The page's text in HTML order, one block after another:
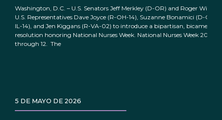
Washington, D.C. – U.S. Senators Jeff Merkley (D-OR) and Roger
U.S. Representatives Dave Joyce (R-OH-14), Suzanne Bonamici (D-OR-
IL-14), and Jen Kiggans (R-VA-02) to introduce a bipartisan, bicameral
resolution honoring National Nurses Week. National Nurses Week 2026
through 12. The
5 DE MAYO DE 2026